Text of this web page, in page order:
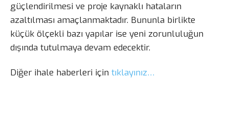
güçlendirilmesi ve proje kaynaklı hataların
azaltılması amaçlanmaktadır. Bununla birlikte
küçük ölçekli bazı yapılar ise yeni zorunluluğun
dışında tutulmaya devam edecektir.
Diğer ihale haberleri için tıklayınız…